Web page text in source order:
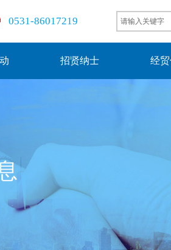
0531-86017219
招贤纳士 经